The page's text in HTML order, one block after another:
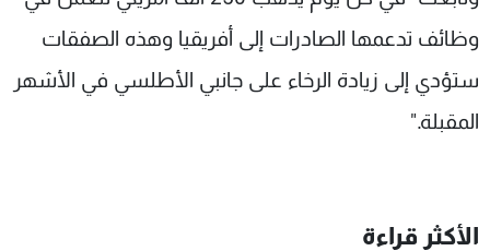
وظائف تدعمها الصادرات إلى أفريقيا وهذه الصفقات
ستؤدي إلى زيادة الرخاء على جانبي الأطلسي في الأشهر
المقبلة."
الأكثر قراءة